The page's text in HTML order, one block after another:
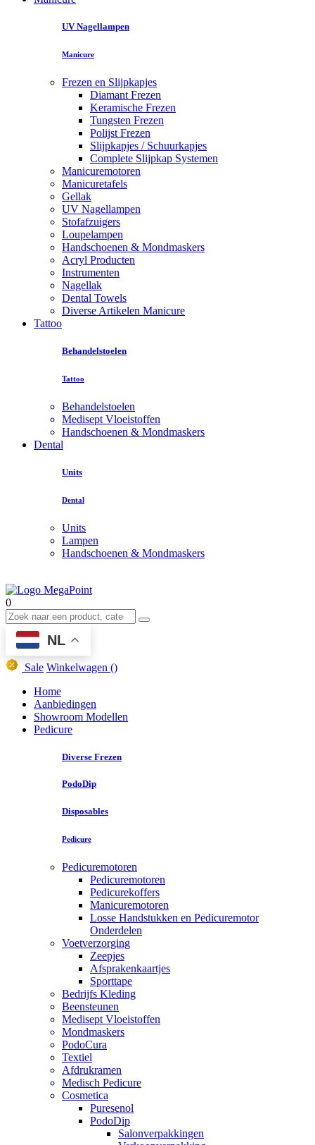
UV Nagellampen
Manicure
Frezen en Slijpkapjes
Diamant Frezen
Keramische Frezen
Tungsten Frezen
Polijst Frezen
Slijpkapjes / Schuurkapjes
Complete Slijpkap Systemen
Manicuremotoren
Manicuretafels
Gellak
UV Nagellampen
Stofafzuigers
Loupelampen
Handschoenen & Mondmaskers
Acryl Producten
Instrumenten
Nagellak
Dental Towels
Diverse Artikelen Manicure
Tattoo
Behandelstoelen
Tattoo
Behandelstoelen
Medisept Vloeistoffen
Handschoenen & Mondmaskers
Dental
Units
Dental
Units
Lampen
Handschoenen & Mondmaskers
0
NL
Sale Winkelwagen ()
Home
Aanbiedingen
Showroom Modellen
Pedicure
Diverse Frezen
PodoDip
Disposables
Pedicure
Pedicuremotoren
Pedicuremotoren
Pedicurekoffers
Manicuremotoren
Losse Handstukken en Pedicuremotor
Onderdelen
Voetverzorging
Zeepjes
Afsprakenkaartjes
Sporttape
Bedrijfs Kleding
Beensteunen
Medisept Vloeistoffen
Mondmaskers
PodoCura
Textiel
Afdrukramen
Medisch Pedicure
Cosmetica
Puresenol
PodoDip
Salonverpakkingen